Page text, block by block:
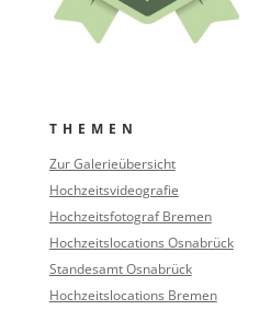
THEMEN
Zur Galerieübersicht
Hochzeitsvideografie
Hochzeitsfotograf Bremen
Hochzeitslocations Osnabrück
Standesamt Osnabrück
Hochzeitslocations Bremen